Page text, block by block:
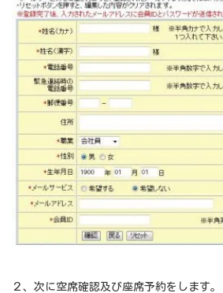
２、次に空席確認及び座席予約をします。